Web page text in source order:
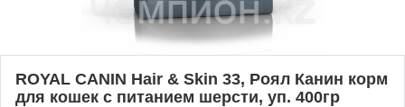
ROYAL CANIN Hair & Skin 33, Роял Канин корм
для кошек с питанием шерсти, уп. 400гр